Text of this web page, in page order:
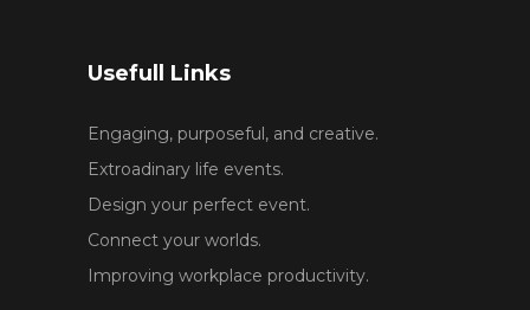
Usefull Links
Engaging, purposeful, and creative.
Extroadinary life events.
Design your perfect event.
Connect your worlds.
Improving workplace productivity.